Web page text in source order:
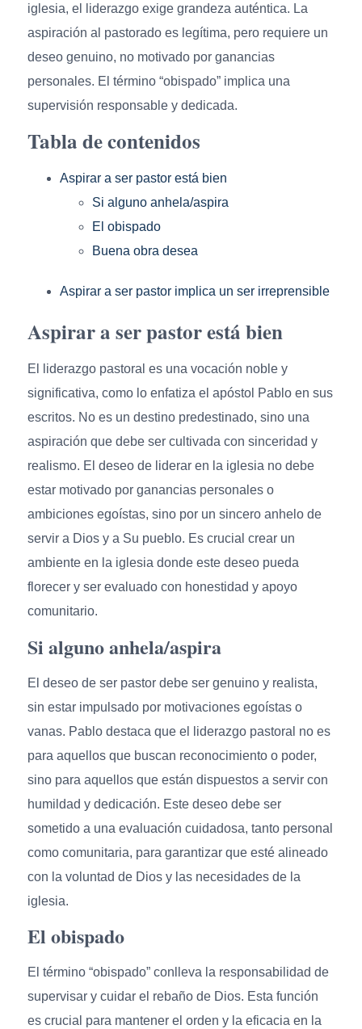
iglesia, el liderazgo exige grandeza auténtica. La
aspiración al pastorado es legítima, pero requiere un
deseo genuino, no motivado por ganancias
personales. El término “obispado” implica una
supervisión responsable y dedicada.
Tabla de contenidos
Aspirar a ser pastor está bien
Si alguno anhela/aspira
El obispado
Buena obra desea
Aspirar a ser pastor implica un ser irreprensible
Aspirar a ser pastor está bien
El liderazgo pastoral es una vocación noble y
significativa, como lo enfatiza el apóstol Pablo en sus
escritos. No es un destino predestinado, sino una
aspiración que debe ser cultivada con sinceridad y
realismo. El deseo de liderar en la iglesia no debe
estar motivado por ganancias personales o
ambiciones egoístas, sino por un sincero anhelo de
servir a Dios y a Su pueblo. Es crucial crear un
ambiente en la iglesia donde este deseo pueda
florecer y ser evaluado con honestidad y apoyo
comunitario.
Si alguno anhela/aspira
El deseo de ser pastor debe ser genuino y realista,
sin estar impulsado por motivaciones egoístas o
vanas. Pablo destaca que el liderazgo pastoral no es
para aquellos que buscan reconocimiento o poder,
sino para aquellos que están dispuestos a servir con
humildad y dedicación. Este deseo debe ser
sometido a una evaluación cuidadosa, tanto personal
como comunitaria, para garantizar que esté alineado
con la voluntad de Dios y las necesidades de la
iglesia.
El obispado
El término “obispado” conlleva la responsabilidad de
supervisar y cuidar el rebaño de Dios. Esta función
es crucial para mantener el orden y la eficacia en la